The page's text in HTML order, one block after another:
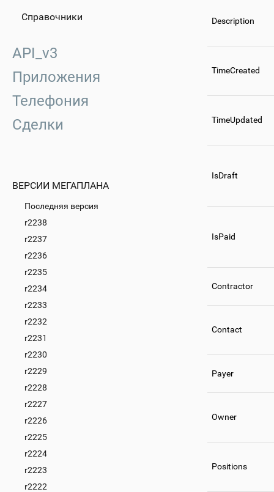
Справочники
API_v3
Приложения
Телефония
Сделки
ВЕРСИИ МЕГАПЛАНА
Последняя версия
r2238
r2237
r2236
r2235
r2234
r2233
r2232
r2231
r2230
r2229
r2228
r2227
r2226
r2225
r2224
r2223
r2222
Description
TimeCreated
TimeUpdated
IsDraft
IsPaid
Contractor
Contact
Payer
Owner
Positions